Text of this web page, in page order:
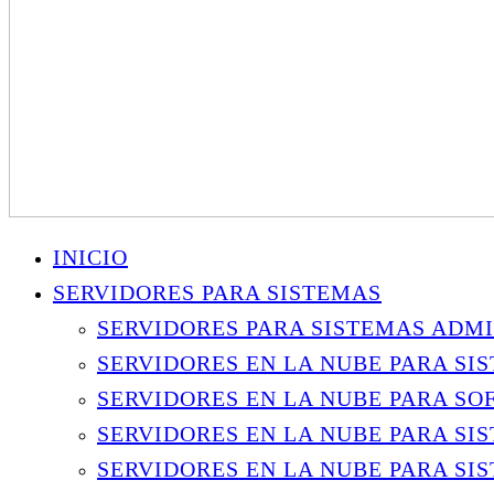
INICIO
SERVIDORES PARA SISTEMAS
SERVIDORES PARA SISTEMAS
SERVIDORES EN LA NUBE PARA
SERVIDORES EN LA NUBE PARA
SERVIDORES EN LA NUBE PARA
SERVIDORES EN LA NUBE PARA